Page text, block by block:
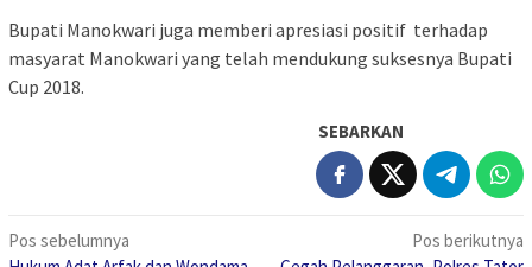
Bupati Manokwari juga memberi apresiasi positif terhadap
masyarat Manokwari yang telah mendukung suksesnya Bupati
Cup 2018.
SEBARKAN
Navigasi
Pos sebelumnya
Pos berikutnya